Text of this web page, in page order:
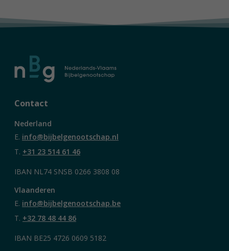
Contact
Nederland
E. info@bijbelgenootschap.nl
T. +31 23 514 61 46
IBAN NL74 SNSB 0266 3808 08
Vlaanderen
E. info@bijbelgenootschap.be
T. +32 78 48 44 86
IBAN BE25 4726 0609 5182